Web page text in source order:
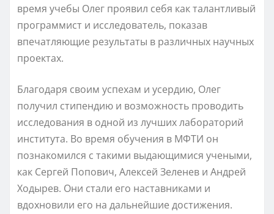
время учебы Олег проявил себя как талантливый
программист и исследователь, показав
впечатляющие результаты в различных научных
проектах.
Благодаря своим успехам и усердию, Олег
получил стипендию и возможность проводить
исследования в одной из лучших лабораторий
института. Во время обучения в МФТИ он
познакомился с такими выдающимися учеными,
как Сергей Попович, Алексей Зеленев и Андрей
Ходырев. Они стали его наставниками и
вдохновили его на дальнейшие достижения.